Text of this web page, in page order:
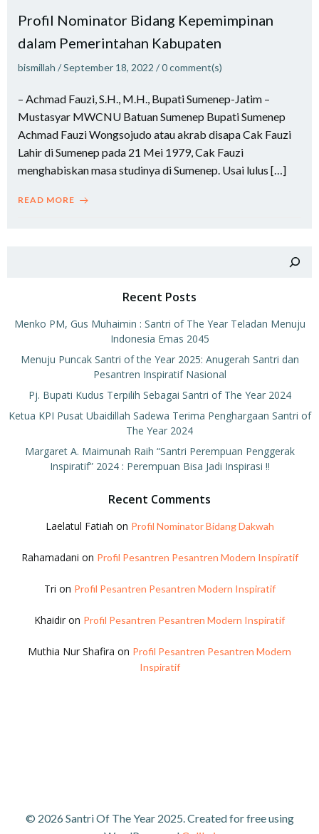
Profil Nominator Bidang Kepemimpinan
dalam Pemerintahan Kabupaten
bismillah /September 18, 2022 /0comment(s)
– Achmad Fauzi, S.H., M.H., Bupati Sumenep-Jatim –
Mustasyar MWCNU Batuan Sumenep Bupati Sumenep
Achmad Fauzi Wongsojudo atau akrab disapa Cak Fauzi
Lahir di Sumenep pada 21 Mei 1979, Cak Fauzi
menghabiskan masa studinya di Sumenep. Usai lulus […]
READ MORE
Recent Posts
Menko PM, Gus Muhaimin : Santri of The Year Teladan Menuju
Indonesia Emas 2045
Menuju Puncak Santri of the Year 2025: Anugerah Santri dan
Pesantren Inspiratif Nasional
Pj. Bupati Kudus Terpilih Sebagai Santri of The Year 2024
Ketua KPI Pusat Ubaidillah Sadewa Terima Penghargaan Santri of
The Year 2024
Margaret A. Maimunah Raih “Santri Perempuan Penggerak
Inspiratif” 2024 : Perempuan Bisa Jadi Inspirasi !!
Recent Comments
Laelatul Fatiah on Profil Nominator Bidang Dakwah
Rahamadani on Profil Pesantren Pesantren Modern Inspiratif
Tri on Profil Pesantren Pesantren Modern Inspiratif
Khaidir on Profil Pesantren Pesantren Modern Inspiratif
Muthia Nur Shafira on Profil Pesantren Pesantren Modern
Inspiratif
© 2026 Santri Of The Year 2025. Created for free using